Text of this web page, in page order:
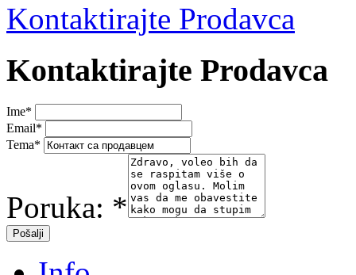
Kontaktirajte Prodavca
Kontaktirajte Prodavca
Ime*
Email*
Tema*
Poruka: *